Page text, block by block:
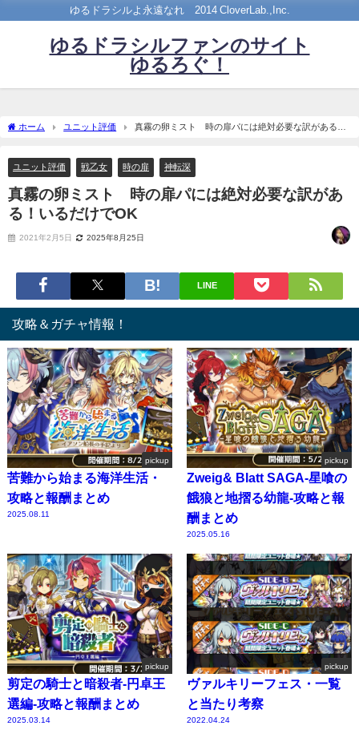
ゆるドラシルよ永遠なれ©2014 CloverLab.,Inc.
ゆるドラシルファンのサイト
ゆるろぐ！
ホーム ユニット評価
真霧の卵ミスト 時の扉パには絶対必要な訳がある！
ユニット評価 戦乙女 時の扉 神転深
真霧の卵ミスト 時の扉パには絶対必要な訳があ
る！いるだけでOK
2021年2月5日 2025年8月25日
LINE
攻略＆ガチャ情報！
pickup
苦難から始まる海洋生活・
攻略と報酬まとめ
2025.08.11
pickup
Zweig& Blatt SAGA-星喰の
餓狼と地摺る幼龍-攻略と報
酬まとめ
2025.05.16
pickup
剪定の騎士と暗殺者-円卓王
選編-攻略と報酬まとめ
2025.03.14
pickup
ヴァルキリーフェス・一覧
と当たり考察
2022.04.24